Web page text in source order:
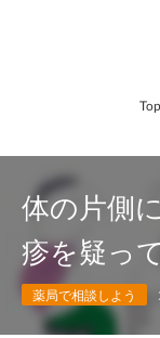
Top
体の片側
疹を疑っ
薬局で相談しよう